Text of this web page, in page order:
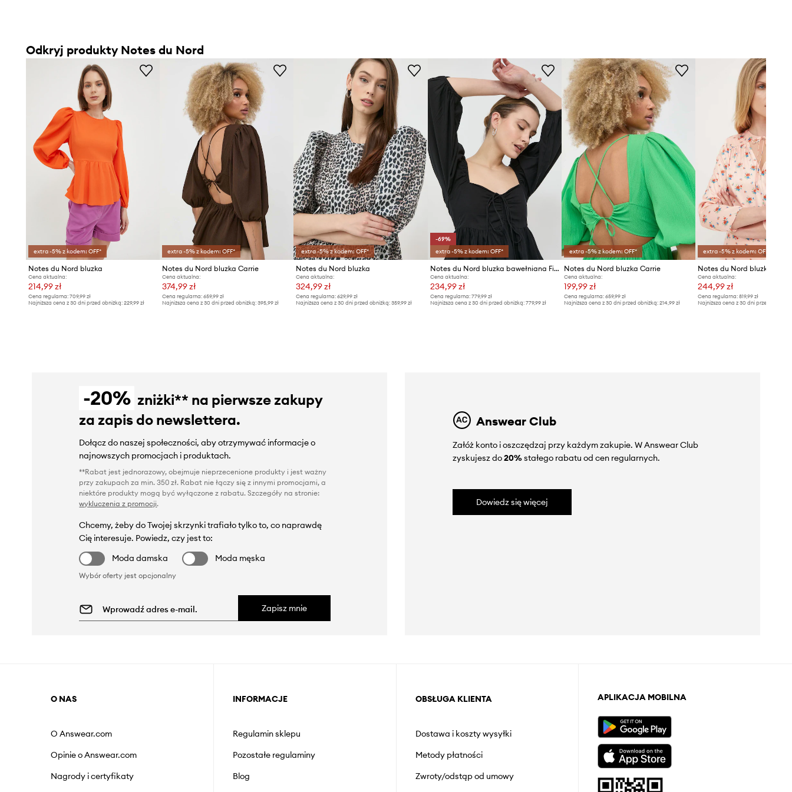
Odkryj produkty Notes du Nord
extra -5% z kodem: OFF*
Notes du Nord bluzka
Cena aktualna:
214,99 zł
Cena regularna: 709,99 zł
Najniższa cena z 30 dni przed obniżką: 229,99 zł
extra -5% z kodem: OFF*
Notes du Nord bluzka Carrie
Cena aktualna:
374,99 zł
Cena regularna:659,99 zł
Najniższa cena z 30 dni przed obniżką:395,99 zł
extra -5% z kodem: OFF*
Notes du Nord bluzka
Cena aktualna:
324,99 zł
Cena regularna: 629,99 zł
Najniższa cena z 30 dni przed obniżką: 359,99 zł
-69%
extra -5% z kodem: OFF*
Notes du Nord bluzka bawełniana Filippa
Cena aktualna:
234,99 zł
Cena regularna: 779,99 zł
Najniższa cena z 30 dni przed obniżką: 779,99 zł
extra -5% z kodem: OFF*
Notes du Nord bluzka Carrie
Cena aktualna:
199,99 zł
Cena regularna:659,99 zł
Najniższa cena z 30 dni przed obniżką:214,99 zł
extra -5% z kodem: OFF*
Notes du Nord bluzka
Cena aktualna:
244,99 zł
Cena regularna: 819,99 zł
Najniższa cena z 30 dni przed obniżką:
-20% zniżki** na pierwsze zakupy
za zapis do newslettera.
Dołącz do naszej społeczności, aby otrzymywać informacje o
najnowszych promocjach i produktach.
**Rabat jest jednorazowy, obejmuje nieprzecenione produkty i jest ważny
przy zakupach za min. 350 zł. Rabat nie łączy się z innymi promocjami, a
niektóre produkty mogą być wyłączone z rabatu. Szczegóły na stronie:
wykluczenia z promocji.
Chcemy, żeby do Twojej skrzynki trafiało tylko to, co naprawdę
Cię interesuje. Powiedz, czy jest to:
Moda damska
Moda męska
Wybór oferty jest opcjonalny
Zapisz mnie
Answear Club
Załóż konto i oszczędzaj przy każdym zakupie. W Answear Club
zyskujesz do20%stałego rabatu od cen regularnych.
Dowiedz się więcej
O NAS
O Answear.com
Opinie o Answear.com
Nagrody i certyfikaty
INFORMACJE
Regulamin sklepu
Pozostałe regulaminy
Blog
OBSŁUGA KLIENTA
Dostawa i koszty wysyłki
Metody płatności
Zwroty/odstąp od umowy
APLIKACJA MOBILNA